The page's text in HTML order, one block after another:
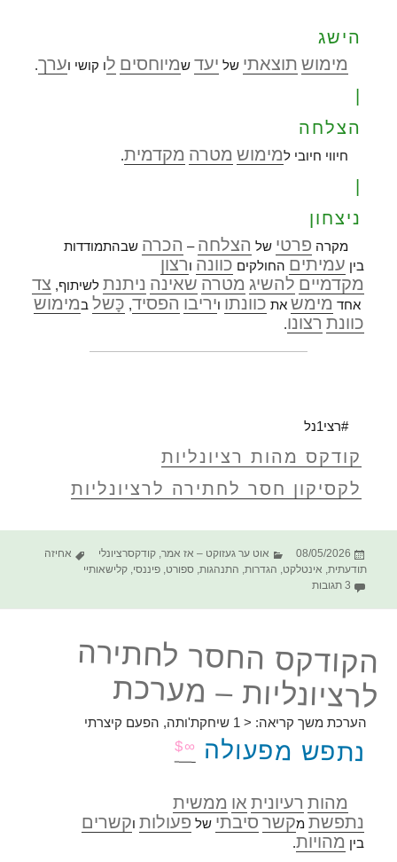
הישג
מימוש תוצאתי של יעד שמיוחסים לו קושי וערך.
הצלחה
חיווי חיובי למימוש מטרה מקדמית.
ניצחון
מקרה פרטי של הצלחה – הכרה שבהתמודדות
בין עמיתים החולקים כוונה ורצון
מקדמיים להשיג מטרה שאינה ניתנת לשיתוף, צד
אחד מימש את כוונתו ויריבו הפסיד, כָּשל במימוש
כוונת רצונו.
#רצי1נל
קודקס מהות רציונליות
לקסיקון חסר לחתירה לרציונליות
פורסם
בתאריך
08/05/2026 קטגוריות
אוט ער געזוקט – אז אמר ,קודקסרציונלי תגיות
אחיזה
תודעתית אינטלקט הגדרות התנהגות ,ספורט ,פיננסי ,קלישאותיי
3 תגובות
על הקודקס החסר לחתירה לרציונליות – הישג | הצלחה | ניצחון
הקודקס החסר לחתירה
לרציונליות – מערכת
הערכת משך קריאה: < 1 שיחקת'ותה, הפעם קיצרתי
נתפש מפעולה ∞$
מהות רעיונית או ממשית
נתפשת מקשר סיבתי של פעולות וקשרים
בין מהויות.